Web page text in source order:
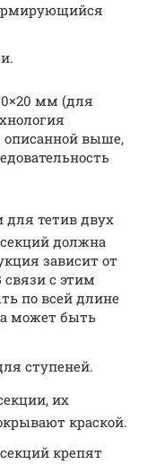
мм (для
описанной выше,
для тетив двух
должна
зависит от
с этим
по всей длине
может быть
ступеней.
их
краской.
крепят